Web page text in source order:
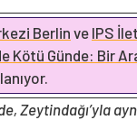
Berlinve IPS
Kötü Günde: Bir
Zeytindağı’yla